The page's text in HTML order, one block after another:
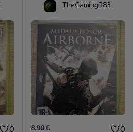
0
TheGamingR83
8.90 € 0